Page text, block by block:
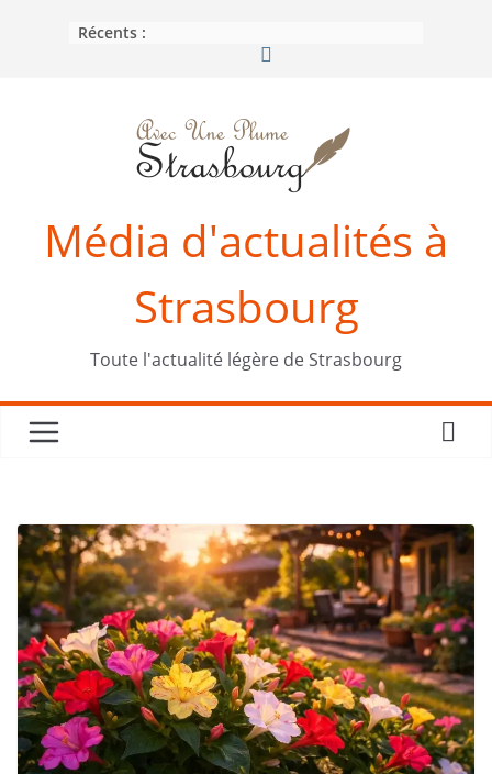
Récents :
Média d'actualités à
Strasbourg
Toute l'actualité légère de Strasbourg